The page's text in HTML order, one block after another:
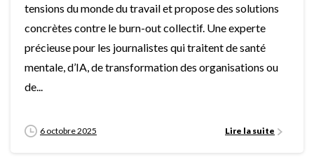
tensions du monde du travail et propose des solutions
concrètes contre le burn-out collectif. Une experte
précieuse pour les journalistes qui traitent de santé
mentale, d’IA, de transformation des organisations ou
de...
6 octobre 2025 Lire la suite